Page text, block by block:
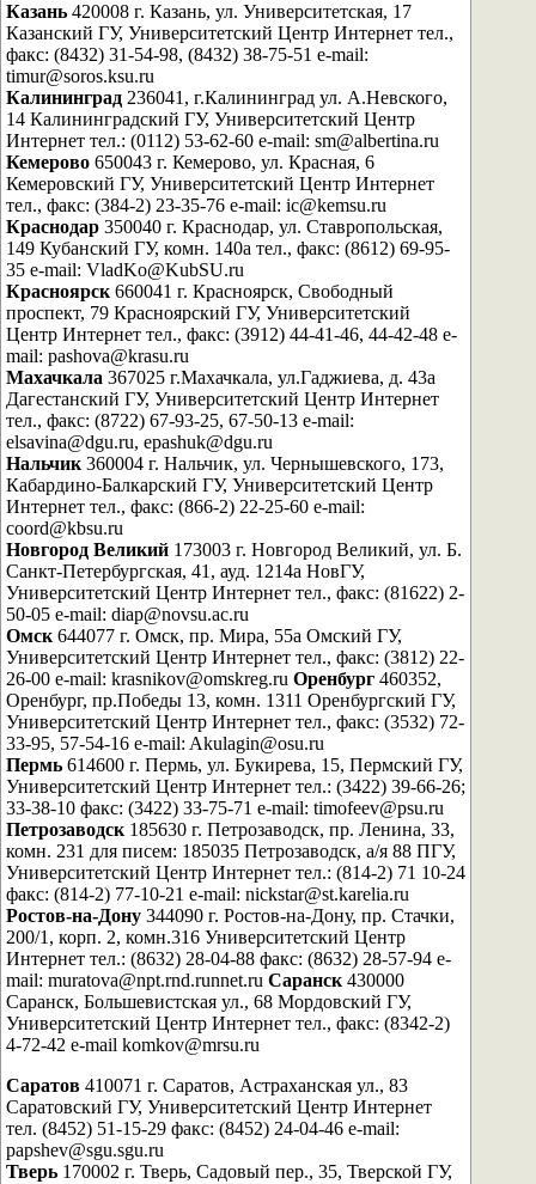
Казань 420008 г. Казань, ул. Университетская, 17
Казанский ГУ, Университетский Центр Интернет тел.,
факс: (8432) 31-54-98, (8432) 38-75-51 e-mail:
timur@soros.ksu.ru
Калининград 236041, г.Калининград ул. А.Невского,
14 Калининградский ГУ, Университетский Центр
Интернет тел.: (0112) 53-62-60 e-mail: sm@albertina.ru
Кемерово 650043 г. Кемерово, ул. Красная, 6
Кемеровский ГУ, Университетский Центр Интернет
тел., факс: (384-2) 23-35-76 e-mail: ic@kemsu.ru
Краснодар 350040 г. Краснодар, ул. Ставропольская,
149 Кубанский ГУ, комн. 140а тел., факс: (8612) 69-95-
35 e-mail: VladKo@KubSU.ru
Красноярск 660041 г. Красноярск, Свободный
проспект, 79 Красноярский ГУ, Университетский
Центр Интернет тел., факс: (3912) 44-41-46, 44-42-48 e-
mail: pashova@krasu.ru
Махачкала 367025 г.Махачкала, ул.Гаджиева, д. 43а
Дагестанский ГУ, Университетский Центр Интернет
тел., факс: (8722) 67-93-25, 67-50-13 e-mail:
elsavina@dgu.ru, epashuk@dgu.ru
Нальчик 360004 г. Нальчик, ул. Чернышевского, 173,
Кабардино-Балкарский ГУ, Университетский Центр
Интернет тел., факс: (866-2) 22-25-60 e-mail:
coord@kbsu.ru
Новгород Великий 173003 г. Новгород Великий, ул. Б.
Санкт-Петербургская, 41, ауд. 1214а НовГУ,
Университетский Центр Интернет тел., факс: (81622) 2-
50-05 e-mail: diap@novsu.ac.ru
Омск 644077 г. Омск, пр. Мира, 55а Омский ГУ,
Университетский Центр Интернет тел., факс: (3812) 22-
26-00 e-mail: krasnikov@omskreg.ru Оренбург 460352,
Оренбург, пр.Победы 13, комн. 1311 Оренбургский ГУ,
Университетский Центр Интернет тел., факс: (3532) 72-
33-95, 57-54-16 e-mail: Akulagin@osu.ru
Пермь 614600 г. Пермь, ул. Букирева, 15, Пермский ГУ,
Университетский Центр Интернет тел.: (3422) 39-66-26;
33-38-10 факс: (3422) 33-75-71 e-mail: timofeev@psu.ru
Петрозаводск 185630 г. Петрозаводск, пр. Ленина, 33,
комн. 231 для писем: 185035 Петрозаводск, а/я 88 ПГУ,
Университетский Центр Интернет тел.: (814-2) 71 10-24
факс: (814-2) 77-10-21 e-mail: nickstar@st.karelia.ru
Ростов-на-Дону 344090 г. Ростов-на-Дону, пр. Стачки,
200/1, корп. 2, комн.316 Университетский Центр
Интернет тел.: (8632) 28-04-88 факс: (8632) 28-57-94 e-
mail: muratova@npt.rnd.runnet.ru Саранск 430000
Саранск, Большевистская ул., 68 Мордовский ГУ,
Университетский Центр Интернет тел., факс: (8342-2)
4-72-42 e-mail komkov@mrsu.ru
Саратов 410071 г. Саратов, Астраханская ул., 83
Саратовский ГУ, Университетский Центр Интернет
тел. (8452) 51-15-29 факс: (8452) 24-04-46 e-mail:
papshev@sgu.sgu.ru
Тверь 170002 г. Тверь, Садовый пер., 35, Тверской ГУ,